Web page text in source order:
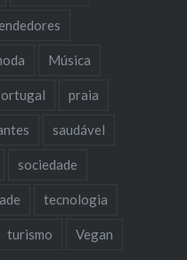
Música
praia
saudável
sociedade
tecnologia
turismo Vegan